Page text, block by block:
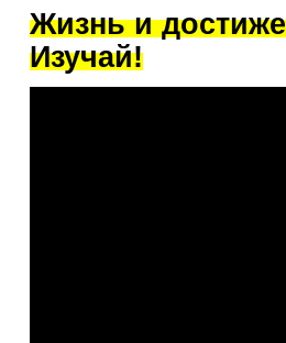
Жизнь и
Изучай!